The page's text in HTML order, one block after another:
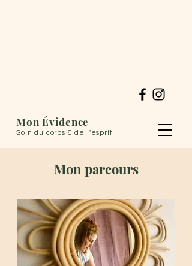
Mon Évidence
Soin du corps & de l'esprit
Mon parcours